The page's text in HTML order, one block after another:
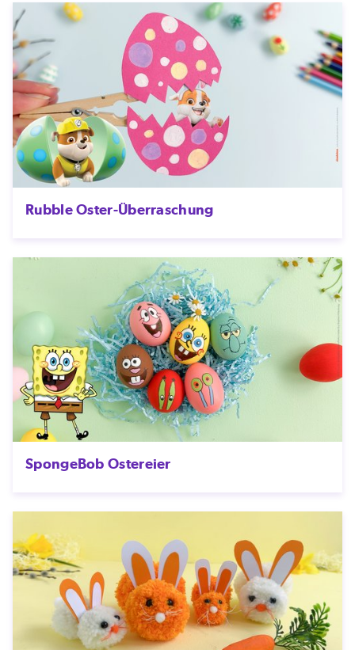
Rubble Oster-Überraschung
SpongeBob Ostereier